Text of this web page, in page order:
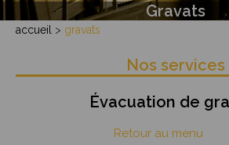
Gravats
accueil > gravats
Nos services
Évacuation de
Retour au menu